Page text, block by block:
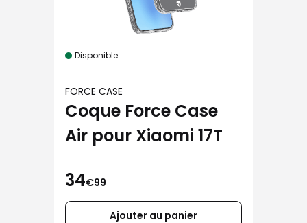
Disponible
FORCE CASE
Coque Force Case
Air pour Xiaomi 17T
34€99
Ajouter au panier